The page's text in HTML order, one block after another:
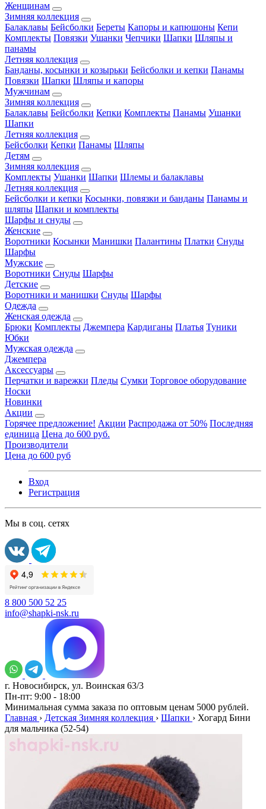
Женщинам
Зимняя коллекция
Балаклавы Бейсболки Береты Капоры и капюшоны Кепи
Комплекты Повязки Ушанки Чепчики Шапки Шляпы и
панамы
Летняя коллекция
Банданы, косынки и козырьки Бейсболки и кепки Панамы
Повязки Шапки Шляпы и капоры
Мужчинам
Зимняя коллекция
Балаклавы Бейсболки Кепки Комплекты Панамы Ушанки
Шапки
Летняя коллекция
Бейсболки Кепки Панамы Шляпы
Детям
Зимняя коллекция
Комплекты Ушанки Шапки Шлемы и балаклавы
Летняя коллекция
Бейсболки и кепки Косынки, повязки и банданы Панамы и
шляпы Шапки и комплекты
Шарфы и снуды
Женские
Воротники Косынки Манишки Палантины Платки Снуды
Шарфы
Мужские
Воротники Снуды Шарфы
Детские
Воротники и манишки Снуды Шарфы
Одежда
Женская одежда
Брюки Комплекты Джемпера Кардиганы Платья Туники
Юбки
Мужская одежда
Джемпера
Аксессуары
Перчатки и варежки Пледы Сумки Торговое оборудование
Носки
Новинки
Акции
Горячее предложение! Акции Распродажа от 50% Последняя
единица Цена до 600 руб.
Производители
Цена до 600 руб
Вход
Регистрация
Мы в соц. сетях
8 800 500 52 25
info@shapki-nsk.ru
г. Новосибирск, ул. Воинская 63/3
Пн-пт: 9:00 - 18:00
Минимальная сумма заказа по оптовым ценам 5000 рублей.
Главная › Детская Зимняя коллекция › Шапки › Хогард Бини
для мальчика (52-54)